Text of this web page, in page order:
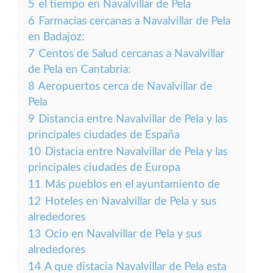
5 el tiempo en Navalvillar de Pela
6 Farmacias cercanas a Navalvillar de Pela
en Badajoz:
7 Centos de Salud cercanas a Navalvillar
de Pela en Cantabria:
8 Aeropuertos cerca de Navalvillar de
Pela
9 Distancia entre Navalvillar de Pela y las
principales ciudades de España
10 Distacia entre Navalvillar de Pela y las
principales ciudades de Europa
11 Más pueblos en el ayuntamiento de
12 Hoteles en Navalvillar de Pela y sus
alrededores
13 Ocio en Navalvillar de Pela y sus
alrededores
14 A que distacia Navalvillar de Pela esta